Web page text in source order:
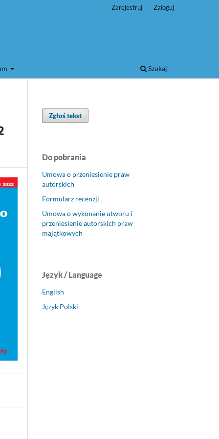
Szukaj
Zarejestruj Zaloguj
Zgłoś tekst
Do pobrania
Umowa o przeniesienie praw
autorskich
Formularz recenzji
Umowa o wykonanie utworu i
przeniesienie autorskich praw
majątkowych
Język / Language
English
Język Polski